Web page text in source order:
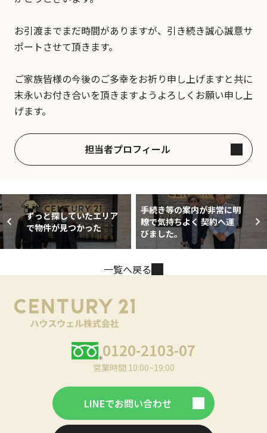
お引渡までまだ時間がありますが、引き続き誠心誠意サ
ポートさせて頂きます。
ご家族皆様の今後のご多幸をお祈り申し上げますと共に
末永いお付き合いを頂きますようよろしくお願い申し上
げます。
担当者プロフィール
ずっと探していたエリア
で物件が見つかった
手続き等の案内が非常に明
瞭で気持ちよく 契約へ運
びました。
一覧へ戻る
0120-2103-07
営業時間 10:00~19:00
LINEでお問い合わせ